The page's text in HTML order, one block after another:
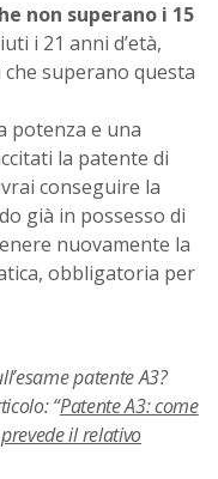
non superano i 15
i 21 anni d’età,
superano questa
potenza e una
la patente di
conseguire la
già in possesso di
nuovamente la
obbligatoria per
patente A3?
“Patente A3: come
il relativo